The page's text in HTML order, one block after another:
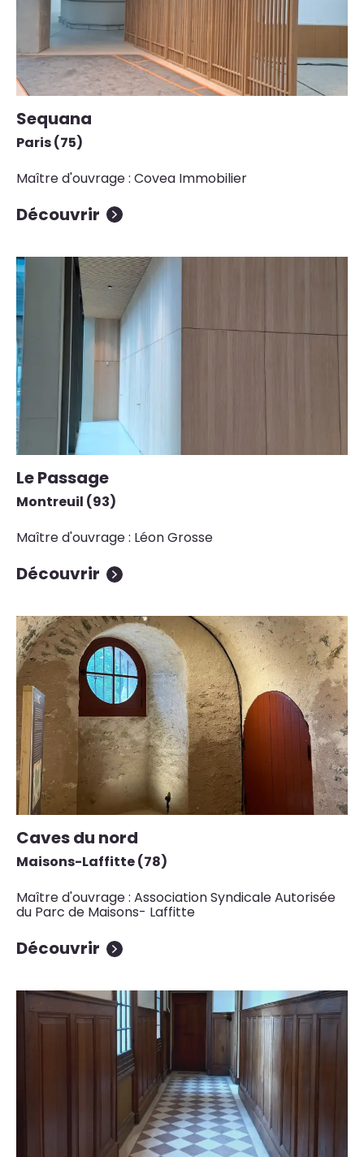
Sequana
Paris (75)
Maître d'ouvrage : Covea Immobilier
Découvrir
Le Passage
Montreuil (93)
Maître d'ouvrage : Léon Grosse
Découvrir
Caves du nord
Maisons-Laffitte (78)
Maître d'ouvrage : Association Syndicale Autorisée
du Parc de Maisons- Laffitte
Découvrir